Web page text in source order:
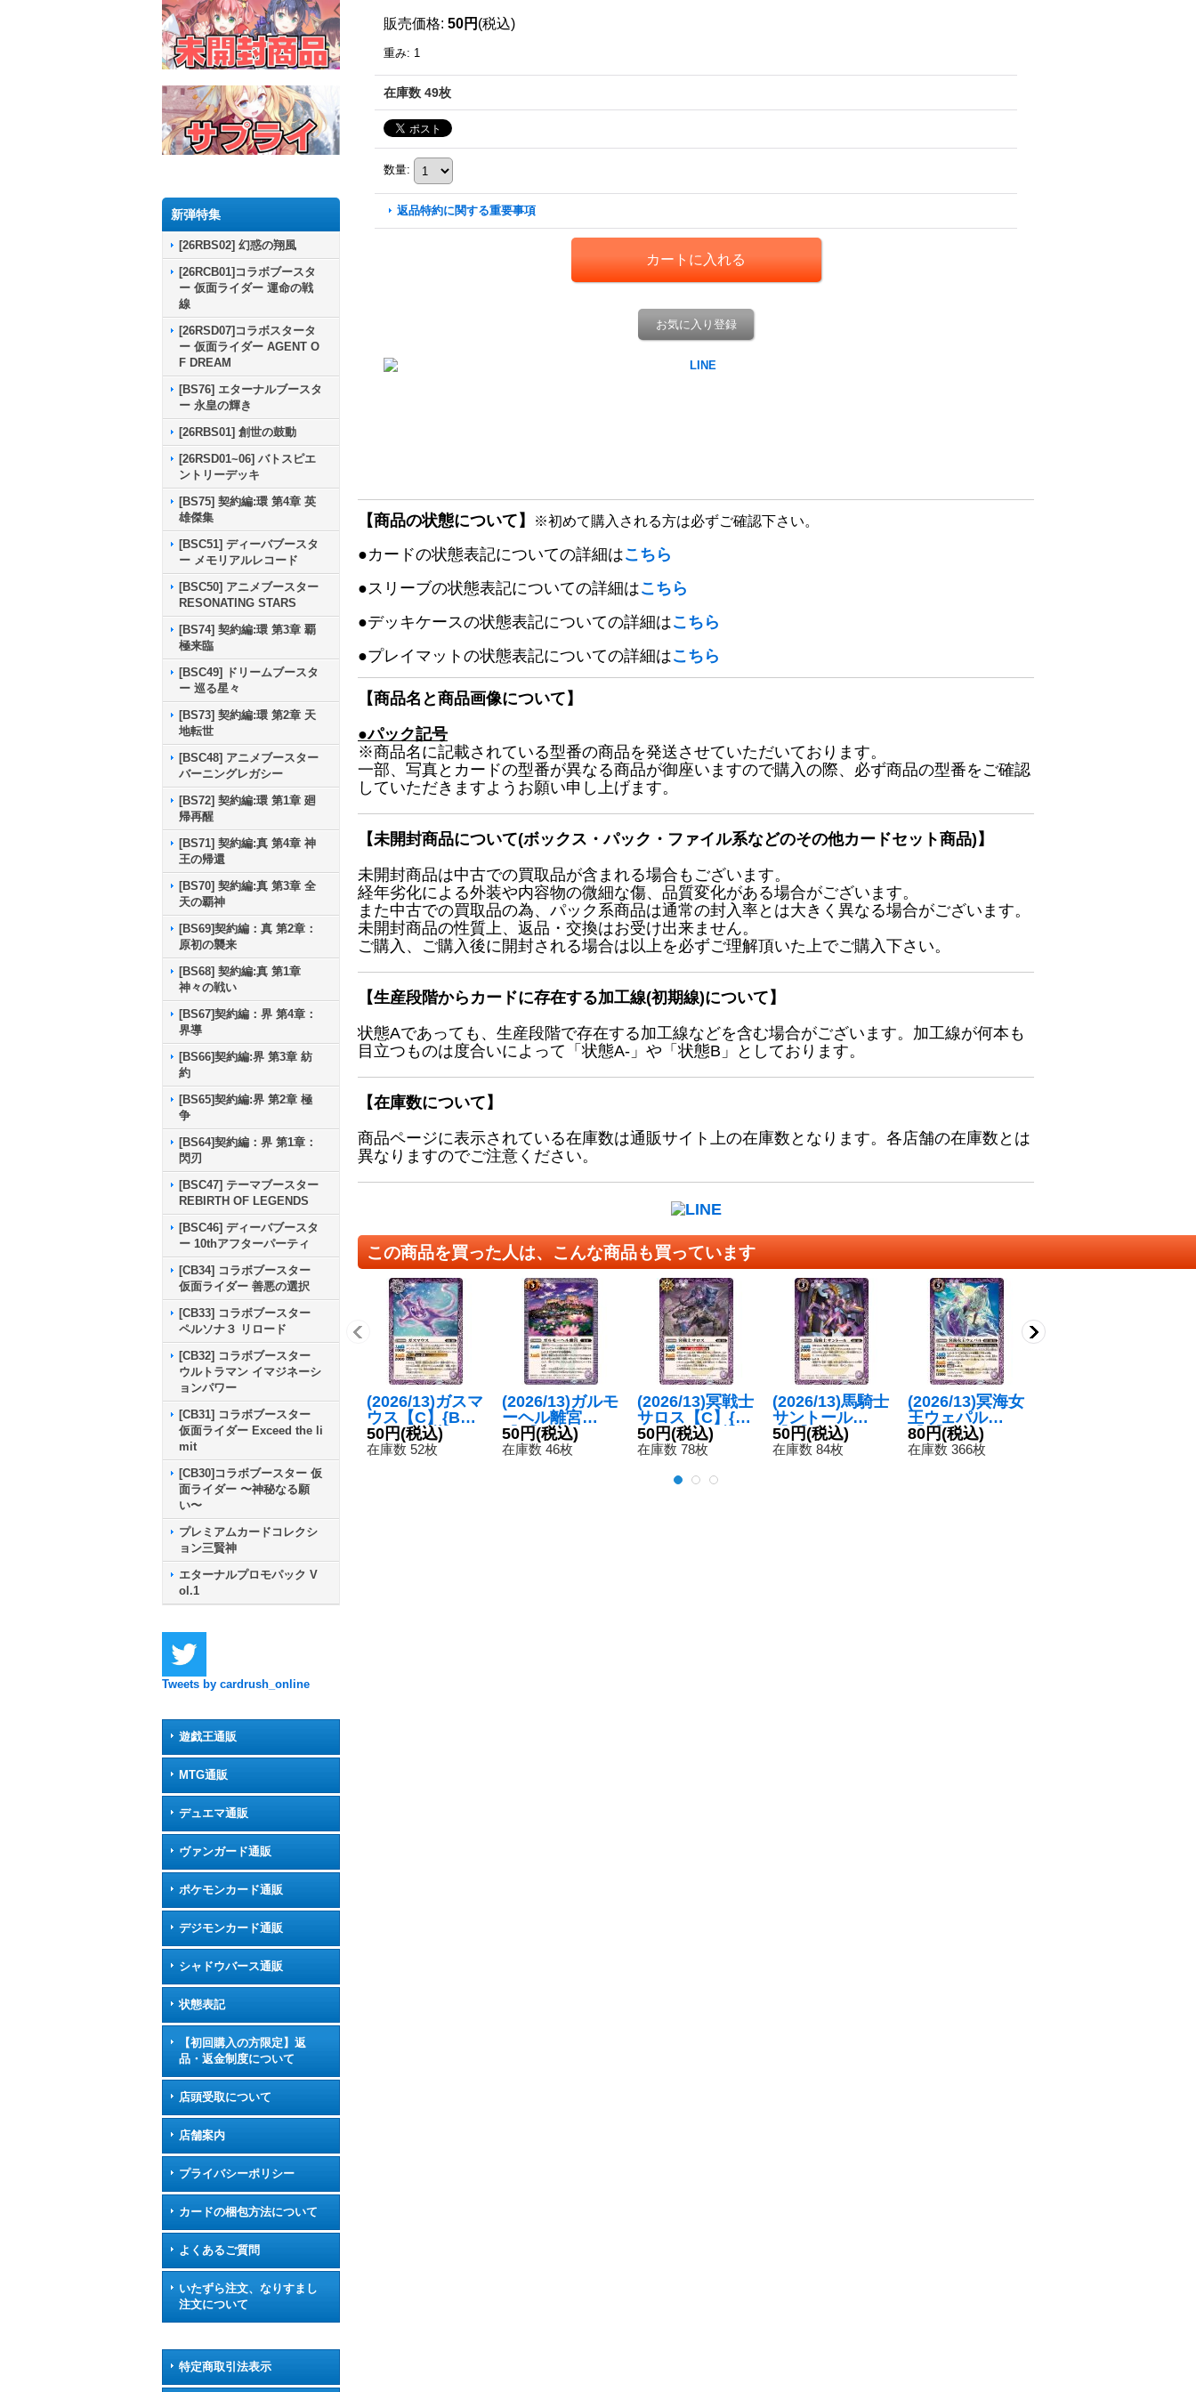
新弾特集
[26RBS02] 幻惑の翔風
[26RCB01]コラボブースタ
ー 仮面ライダー 運命の戦
線
[26RSD07]コラボスタータ
ー 仮面ライダー AGENT O
F DREAM
[BS76] エターナルブースタ
ー 永皇の輝き
[26RBS01] 創世の鼓動
[26RSD01~06] バトスピエ
ントリーデッキ
[BS75] 契約編:環 第4章 英
雄傑集
[BSC51] ディーバブースタ
ー メモリアルレコード
[BSC50] アニメブースター
RESONATING STARS
[BS74] 契約編:環 第3章 覇
極来臨
[BSC49] ドリームブースタ
ー 巡る星々
[BS73] 契約編:環 第2章 天
地転世
[BSC48] アニメブースター
バーニングレガシー
[BS72] 契約編:環 第1章 廻
帰再醒
[BS71] 契約編:真 第4章 神
王の帰還
[BS70] 契約編:真 第3章 全
天の覇神
[BS69]契約編：真 第2章：
原初の襲来
[BS68] 契約編:真 第1章
神々の戦い
[BS67]契約編：界 第4章：
界導
[BS66]契約編:界 第3章 紡
約
[BS65]契約編:界 第2章 極
争
[BS64]契約編：界 第1章：
閃刃
[BSC47] テーマブースター
REBIRTH OF LEGENDS
[BSC46] ディーバブースタ
ー 10thアフターパーティ
[CB34] コラボブースター
仮面ライダー 善悪の選択
[CB33] コラボブースター
ペルソナ３ リロード
[CB32] コラボブースター
ウルトラマン イマジネーシ
ョンパワー
[CB31] コラボブースター
仮面ライダー Exceed the li
mit
[CB30]コラボブースター 仮
面ライダー 〜神秘なる願
い〜
プレミアムカードコレクシ
ョン三賢神
エターナルプロモパック V
ol.1
Tweets by cardrush_online
遊戯王通販
MTG通販
デュエマ通販
ヴァンガード通販
ポケモンカード通販
デジモンカード通販
シャドウバース通販
状態表記
【初回購入の方限定】返
品・返金制度について
店頭受取について
店舗案内
プライバシーポリシー
カードの梱包方法について
よくあるご質問
いたずら注文、なりすまし
注文について
特定商取引法表示
販売価格: 50円 (税込)
重み: 1
在庫数 49枚
数量:
返品特約に関する重要事項
お気に入り登録
【商品の状態について】 ※初めて購入される方は必ずご確認下さい。
●カードの状態表記についての詳細はこちら
●スリーブの状態表記についての詳細はこちら
●デッキケースの状態表記についての詳細はこちら
●プレイマットの状態表記についての詳細はこちら
【商品名と商品画像について】
●パック記号
※商品名に記載されている型番の商品を発送させていただいております。
一部、写真とカードの型番が異なる商品が御座いますので購入の際、必ず商品の型番をご確認
していただきますようお願い申し上げます。
【未開封商品について(ボックス・パック・ファイル系などのその他カードセット商品)】
未開封商品は中古での買取品が含まれる場合もございます。
経年劣化による外装や内容物の微細な傷、品質変化がある場合がございます。
また中古での買取品の為、パック系商品は通常の封入率とは大きく異なる場合がございます。
未開封商品の性質上、返品・交換はお受け出来ません。
ご購入、ご購入後に開封される場合は以上を必ずご理解頂いた上でご購入下さい。
【生産段階からカードに存在する加工線(初期線)について】
状態Aであっても、生産段階で存在する加工線などを含む場合がございます。加工線が何本も
目立つものは度合いによって「状態A-」や「状態B」としております。
【在庫数について】
商品ページに表示されている在庫数は通販サイト上の在庫数となります。各店舗の在庫数とは
異なりますのでご注意ください。
この商品を買った人は、こんな商品も買っています
(2026/13)ガスマ
ウス【C】{BS7
6-010}《紫》
50円(税込)
在庫数 52枚
(2026/13)ガルモ
ーヘル離宮
【C】{BS76-07
0}《紫》
50円(税込)
在庫数 46枚
(2026/13)冥戦士
サロス【C】{B
S76-018}《紫》
50円(税込)
在庫数 78枚
(2026/13)馬騎士
サントール
【C】{BS76-01
3}《紫》
50円(税込)
在庫数 84枚
(2026/13)冥海女
王ウェパル
【R】{BS76-01
7}《紫》
80円(税込)
在庫数 366枚